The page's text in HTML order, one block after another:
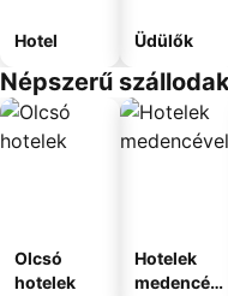
Hotel Üdülők
Népszerű
Olcsó
hotelek
Hotelek
medencév